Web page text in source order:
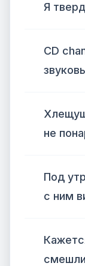
Я
CD
не
Под
с ним